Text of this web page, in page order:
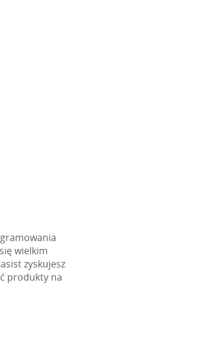
wielkim
zyskujesz
produkty na